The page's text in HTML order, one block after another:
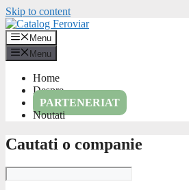
Skip to content
Menu
Menu
Home
Despre
PARTENERIAT
Noutati
Cautati o companie